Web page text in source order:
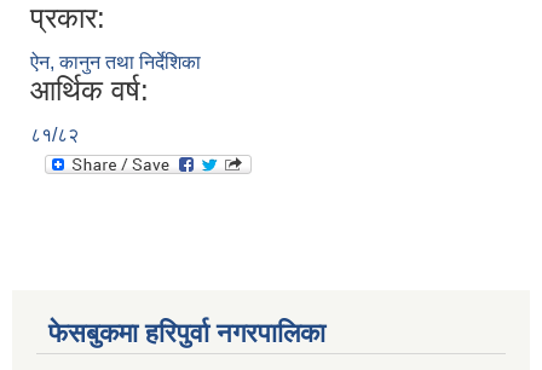
प्रकार:
ऐन, कानुन तथा निर्देशिका
आर्थिक वर्ष:
८१/८२
फेसबुकमा हरिपुर्वा नगरपालिका